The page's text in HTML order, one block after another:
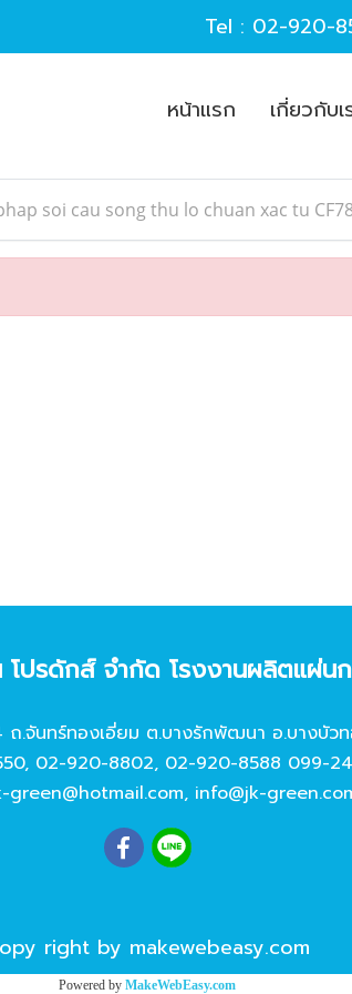
Tel : 02-920-
หน้าแรก เกี่ยวกับเ
soi cau song thu lo chuan xac tu
โปรดักส์ จํากัด โรงงานผลิตแผ่น
.จันทร์ทองเอี่ยม ต.บางรักพัฒนา อ.บางบัวท
, 02-920-8802, 02-920-8588 099-
green@hotmail.com, info@jk-
right by makewebeasy.com
Powered by MakeWebEasy.com